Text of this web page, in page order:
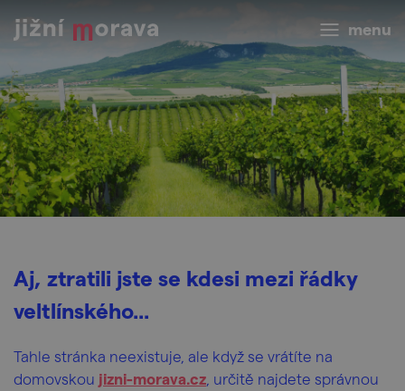
menu
Aj, ztratili jste se kdesi mezi řádky
veltlínského...
Tahle stránka neexistuje, ale když se vrátíte na
domovskou jizni-morava.cz , určitě najdete správnou